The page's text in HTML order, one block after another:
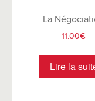
La
11.00€
Lire la